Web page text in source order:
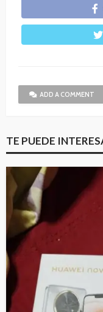
ADD A COMMENT
TE PUEDE